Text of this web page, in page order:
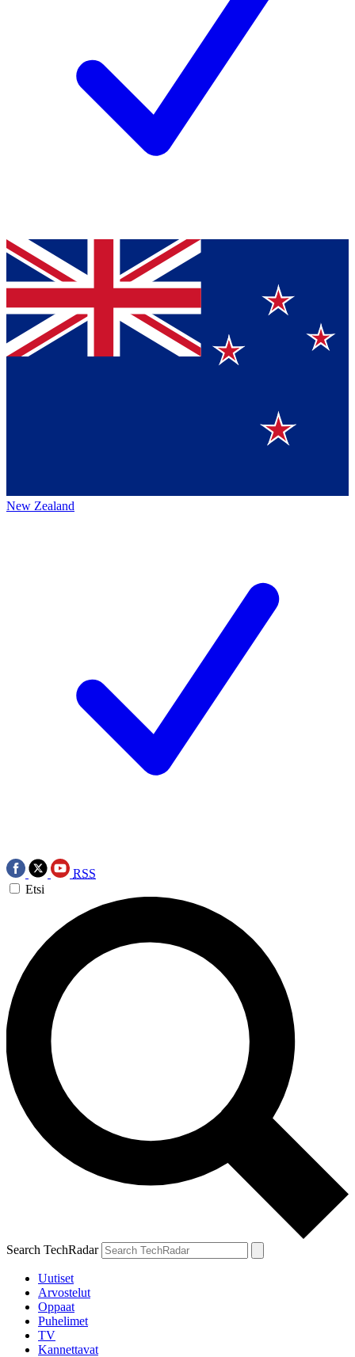
New Zealand
RSS
Etsi
Search TechRadar
Uutiset
Arvostelut
Oppaat
Puhelimet
TV
Kannettavat